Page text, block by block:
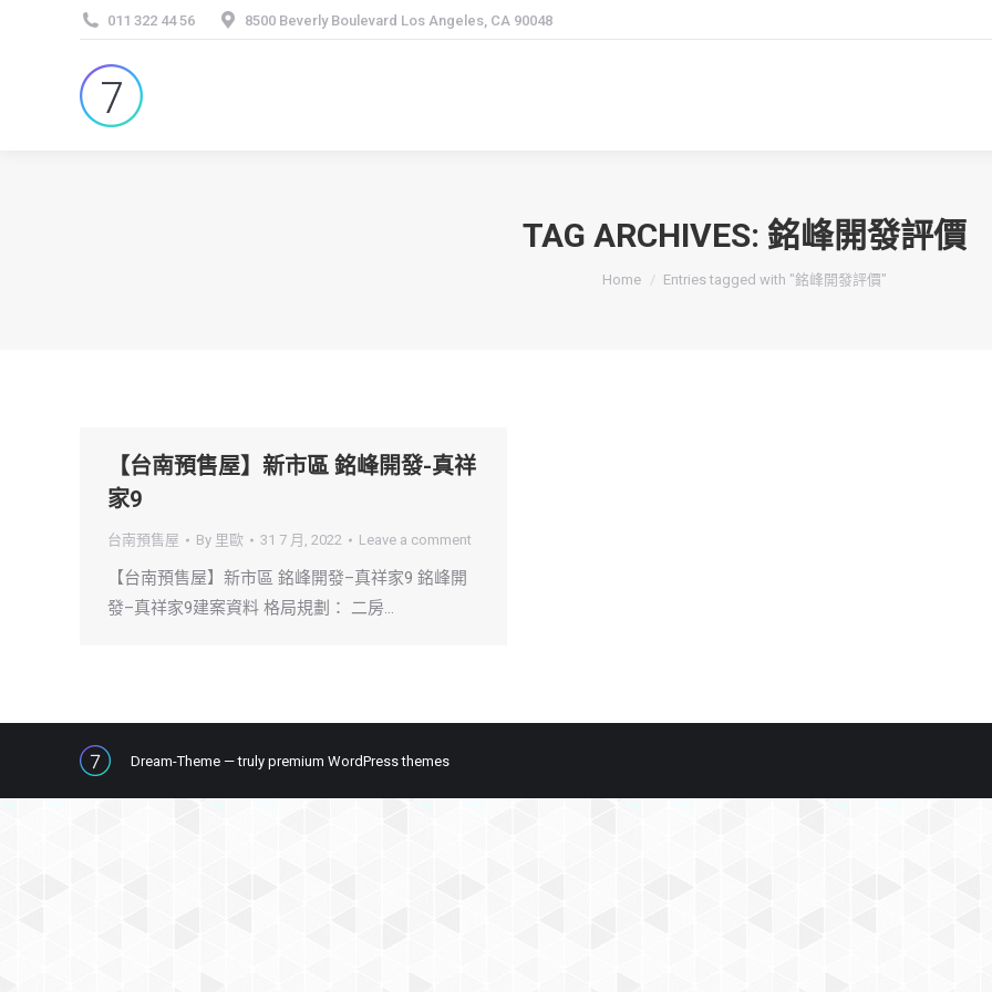
011 322 44 56 8500 Beverly Boulevard Los Angeles, CA 90048
TAG ARCHIVES: 銘峰開發評價
You are here:
Home Entries tagged with "銘峰開發評價"
【台南預售屋】新市區 銘峰開發-真祥
家9
台南預售屋 By 里歐 31 7 月, 2022 Leave a comment
【台南預售屋】新市區 銘峰開發–真祥家9 銘峰開
發–真祥家9建案資料 格局規劃： 二房…
Dream-Theme — truly premium WordPress themes